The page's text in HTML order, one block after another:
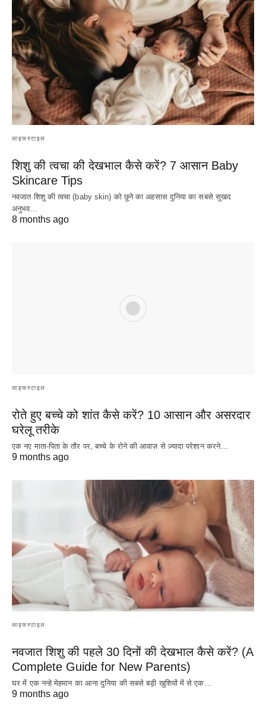
लाइफस्टाइल
शिशु की त्वचा की देखभाल कैसे करें? 7 आसान Baby
Skincare Tips
नवजात शिशु की त्वचा (baby skin) को छूने का अहसास दुनिया का सबसे सुखद
अनुभव…
8 months ago
लाइफस्टाइल
रोते हुए बच्चे को शांत कैसे करें? 10 आसान और असरदार
घरेलू तरीके
एक नए माता-पिता के तौर पर, बच्चे के रोने की आवाज़ से ज़्यादा परेशान करने…
9 months ago
लाइफस्टाइल
नवजात शिशु की पहले 30 दिनों की देखभाल कैसे करें? (A
Complete Guide for New Parents)
घर में एक नन्हे मेहमान का आना दुनिया की सबसे बड़ी खुशियों में से एक…
9 months ago